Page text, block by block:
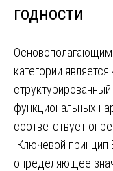
годности
категории
функциональных
соответствует
Ключевой
определяющее